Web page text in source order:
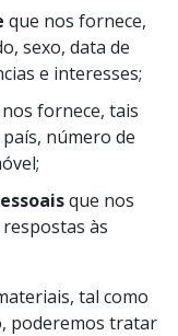
que nos fornece,
sexo, data de
e interesses;
fornece, tais
número de
que nos
às
tal como
poderemos tratar